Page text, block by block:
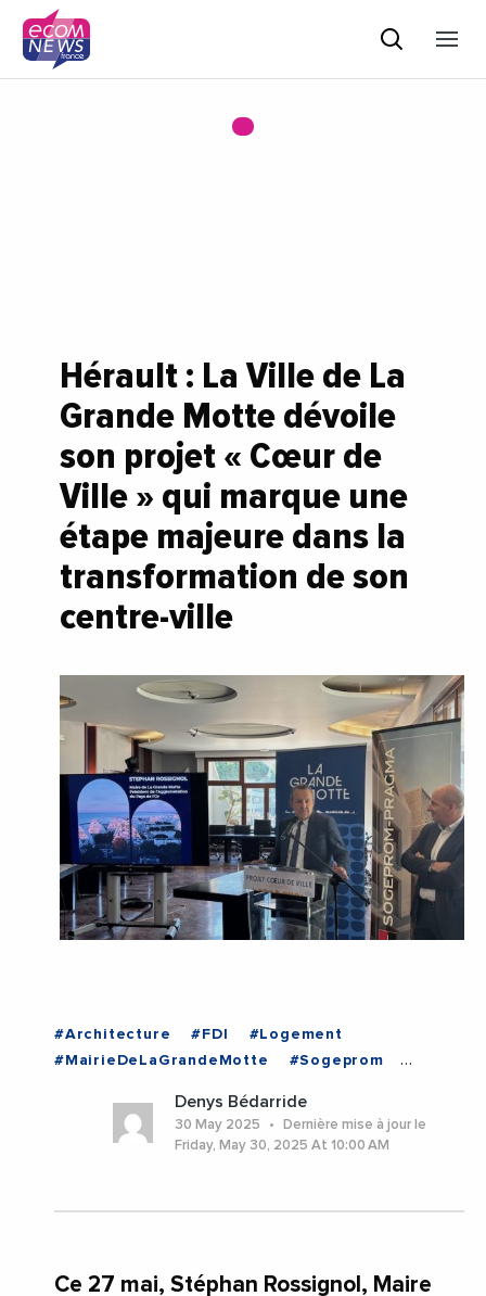
Hérault : La Ville de La
Grande Motte dévoile
son projet « Cœur de
Ville » qui marque une
étape majeure dans la
transformation de son
centre-ville
#Architecture #FDI
#Logement
#MairieDeLaGrandeMotte
#Sogeprom
#LaGrandeMotte
Denys Bédarride
30 May 2025
Dernière mise à jour le
Friday, May 30, 2025 At 10:00 AM
Ce 27 mai, Stéphan Rossignol, Maire